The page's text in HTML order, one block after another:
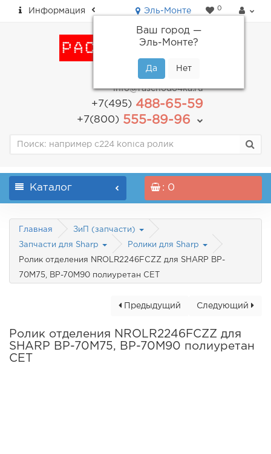
Информация Эль-Монте
Ваш город —
Эль-Монте?
0
пн-пт: с 9.00 до 18.00
info@raschodo4ka.ru
+7(495)488-65-59
+7(800)555-89-96
Каталог : 0
Главная ЗиП (запчасти)
Запчасти для Sharp Ролики для Sharp
Ролик отделения NROLR2246FCZZ для SHARP BP-
70M75, BP-70M90 полиуретан CET
Следующий
Предыдущий
Ролик отделения NROLR2246FCZZ для
SHARP BP-70M75, BP-70M90 полиуретан
CET